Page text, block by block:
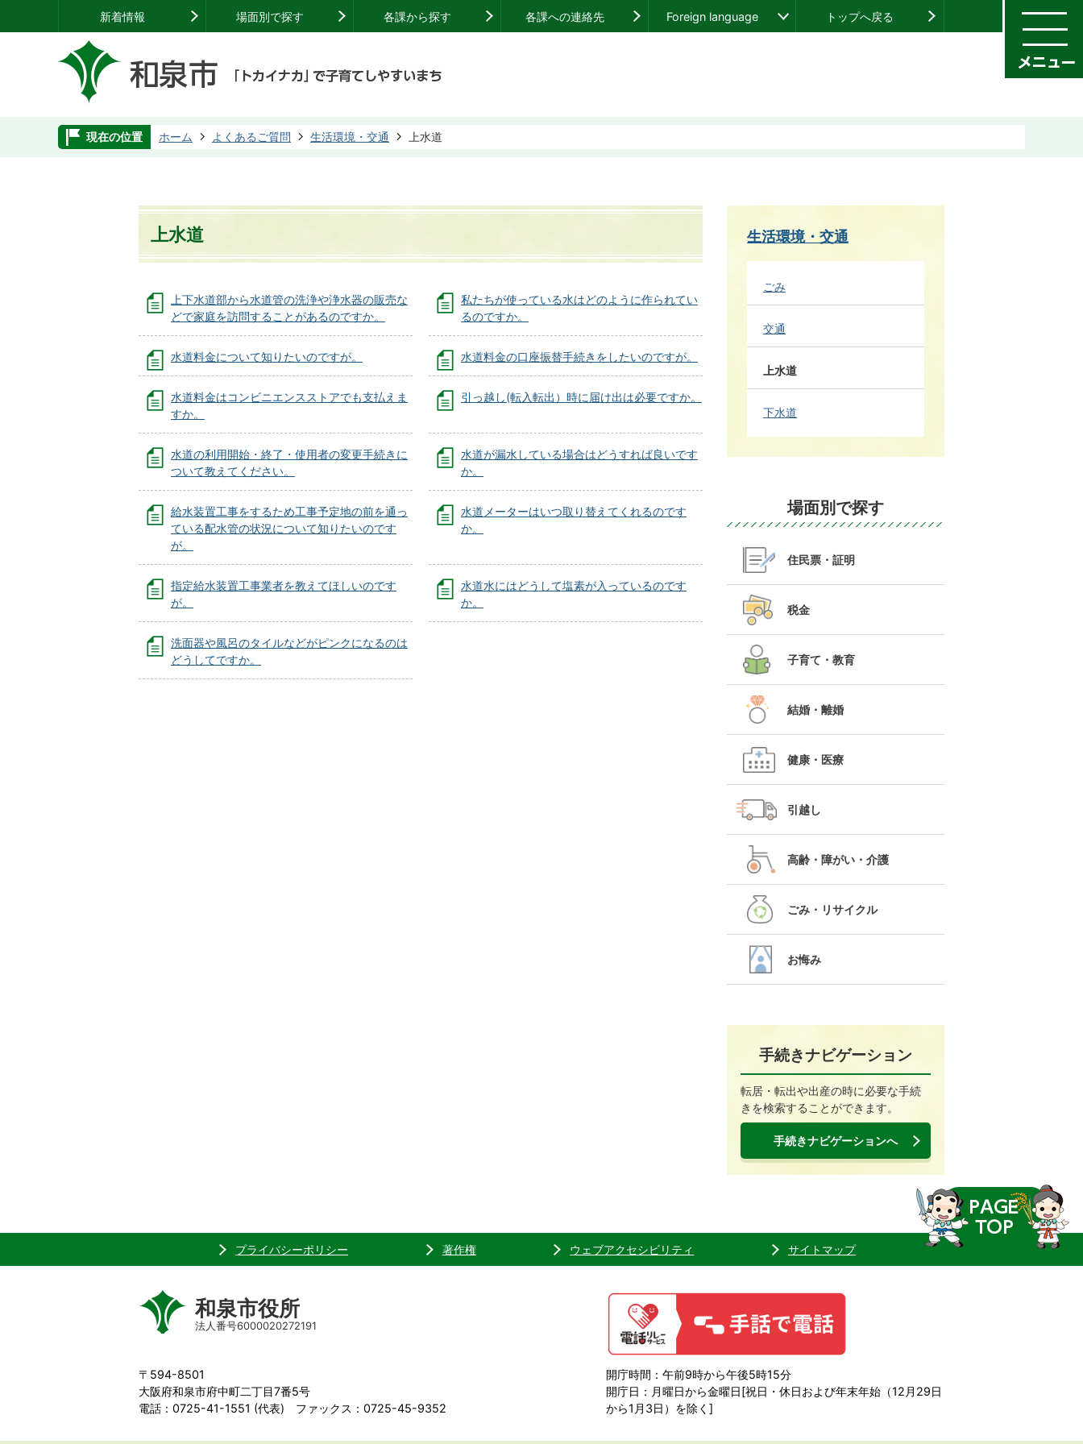
新着情報 場面別で探す 各課から探す 各課への連絡先 Foreign language トップへ戻る
現在の位置 ホーム よくあるご質問 生活環境・交通 上水道
上水道
上下水道部から水道管の洗浄や浄水器の販売な
どで家庭を訪問することがあるのですか。
私たちが使っている水はどのように作られてい
るのですか。
水道料金について知りたいのですが。 水道料金の口座振替手続きをしたいのですが。
水道料金はコンビニエンスストアでも支払えま
すか。
引っ越し(転入転出）時に届け出は必要ですか。
水道の利用開始・終了・使用者の変更手続きに
ついて教えてください。
水道が漏水している場合はどうすれば良いです
か。
給水装置工事をするため工事予定地の前を通っ
ている配水管の状況について知りたいのです
が。
水道メーターはいつ取り替えてくれるのです
か。
指定給水装置工事業者を教えてほしいのです
が。
水道水にはどうして塩素が入っているのです
か。
洗面器や風呂のタイルなどがピンクになるのは
どうしてですか。
生活環境・交通
ごみ
交通
上水道
下水道
場面別で探す
住民票・証明
税金
子育て・教育
結婚・離婚
健康・医療
引越し
高齢・障がい・介護
ごみ・リサイクル
お悔み
手続きナビゲーション
転居・転出や出産の時に必要な手続
きを検索することができます。
手続きナビゲーションへ
プライバシーポリシー 著作権 ウェブアクセシビリティ サイトマップ
和泉市役所
法人番号6000020272191
〒594-8501
大阪府和泉市府中町二丁目7番5号
電話：0725-41-1551 (代表) ファックス：0725-45-9352
開庁時間：午前9時から午後5時15分
開庁日：月曜日から金曜日[祝日・休日および年末年始（12月29日
から1月3日）を除く]